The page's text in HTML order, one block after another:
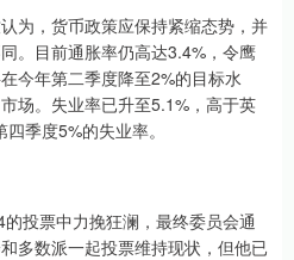
为，货币政策应保持紧缩态势，并
。目前通胀率仍高达3.4%，令鹰
今年第二季度降至2%的目标水
场。失业率已升至5.1%，高于英
季度5%的失业率。
投票中力挽狂澜，最终委员会通
多数派一起投票维持现状，但他已